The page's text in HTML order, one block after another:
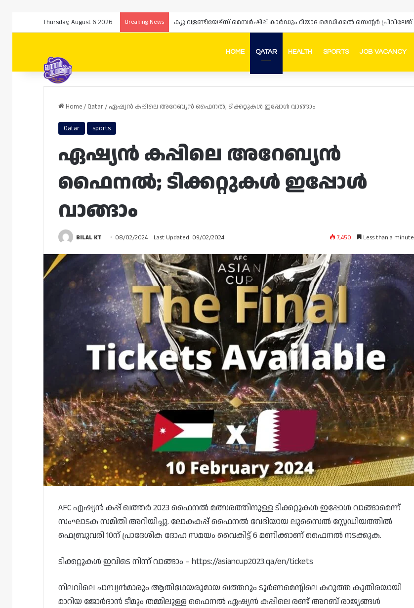
Thursday, August 6 2026 Breaking News
HOME QATAR HEALTH SPORTS JOB VACANCY
Home/ Qatar/ ഏഷ്യൻ കപ്പിലെ അറേബ്യൻ ഫൈനൽ; ടിക്കറ്റുകൾ ഇപ്പോൾ വാങ്ങാം
Qatar sports
ഏഷ്യൻ കപ്പിലെ അറേബ്യൻ
ഫൈനൽ; ടിക്കറ്റുകൾ ഇപ്പോൾ
വാങ്ങാം
BILAL KT 08/02/2024 Last Updated: 09/02/2024 7,450 Less than a minute
AFC ഏഷ്യൻ കപ്പ് ഖത്തർ 2023 ഫൈനൽ മത്സരത്തിനുള്ള ടിക്കറ്റുകൾ ഇപ്പോൾ വാങ്ങാമെന്ന്
സംഘാടക സമിതി അറിയിച്ചു. ലോകകപ്പ് ഫൈനൽ വേദിയായ ലുസൈൽ സ്റ്റേഡിയത്തിൽ
ഫെബ്രുവരി 10ന് പ്രാദേശിക ദോഹ സമയം വൈകിട്ട് 6 മണിക്കാണ് ഫൈനൽ നടക്കുക.
ടിക്കറ്റുകൾ ഇവിടെ നിന്ന് വാങ്ങാം – https://asiancup2023.qa/en/tickets
നിലവിലെ ചാമ്പ്യൻമാരും ആതിഥേയരുമായ ഖത്തറും ടൂർണമെന്റിലെ കറുത്ത കുതിരയായി
മാറിയ ജോർദാൻ ടീമും തമ്മിലുള്ള ഫൈനൽ ഏഷ്യൻ കപ്പിലെ രണ്ട് അറബ് രാജ്യങ്ങൾ